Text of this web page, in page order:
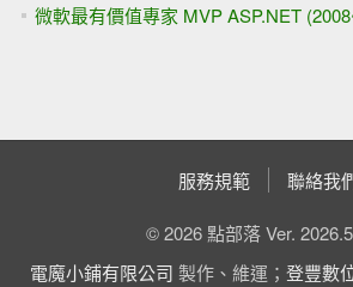
微軟最有價值專家 MVP ASP.NET
服務規範 聯絡我
© 2026 點部落 Ver.
電魔小鋪有限公司 製作、維運； 登豐數